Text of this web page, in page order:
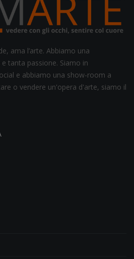
ama l’arte. Abbiamo una
tanta passione. Siamo in
e abbiamo una show-room a
o vendere un'opera d'arte, siamo il